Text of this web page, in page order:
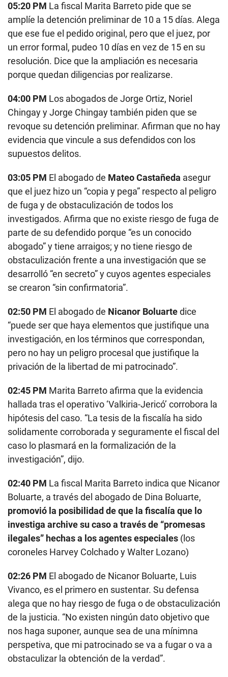
05:20 PM La fiscal Marita Barreto pide que se
amplíe la detención preliminar de 10 a 15 días. Alega
que ese fue el pedido original, pero que el juez, por
un error formal, pudeo 10 días en vez de 15 en su
resolución. Dice que la ampliación es necesaria
porque quedan diligencias por realizarse.
04:00 PM Los abogados de Jorge Ortiz, Noriel
Chingay y Jorge Chingay también piden que se
revoque su detención preliminar. Afirman que no hay
evidencia que vincule a sus defendidos con los
supuestos delitos.
03:05 PM El abogado de Mateo Castañeda asegur
que el juez hizo un “copia y pega” respecto al peligro
de fuga y de obstaculización de todos los
investigados. Afirma que no existe riesgo de fuga de
parte de su defendido porque “es un conocido
abogado” y tiene arraigos; y no tiene riesgo de
obstaculización frente a una investigación que se
desarrolló “en secreto” y cuyos agentes especiales
se crearon “sin confirmatoria”.
02:50 PM El abogado de Nicanor Boluartedice
“puede ser que haya elementos que justifique una
investigación, en los términos que correspondan,
pero no hay un peligro procesal que justifique la
privación de la libertad de mi patrocinado”.
02:45 PM Marita Barreto afirma que la evidencia
hallada tras el operativo ‘Valkiria-Jericó’ corrobora la
hipótesis del caso. “La tesis de la fiscalía ha sido
solidamente corroborada y seguramente el fiscal del
caso lo plasmará en la formalización de la
investigación”, dijo.
02:40 PM La fiscal Marita Barreto indica que Nicanor
Boluarte, a través del abogado de Dina Boluarte,
promovió la posibilidad de que la fiscalía que lo
investiga archive su caso a través de “promesas
ilegales” hechas a los agentes especiales (los
coroneles Harvey Colchado y Walter Lozano)
02:26 PM El abogado de Nicanor Boluarte, Luis
Vivanco, es el primero en sustentar. Su defensa
alega que no hay riesgo de fuga o de obstaculización
de la justicia. “No existen ningún dato objetivo que
nos haga suponer, aunque sea de una mínimna
perspetiva, que mi patrocinado se va a fugar o va a
obstaculizar la obtención de la verdad”.